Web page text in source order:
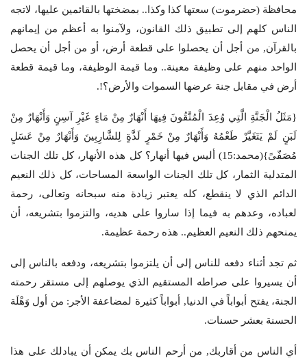
محافظة (حضرموت) سعتها كذا وكذا.. بمضختها بالقائمين عليها، لاتجه
الناس كلهم إلى تطبيق ذلك القانون، ولآمنوا به أعظم من إيمانهم
بالقرآن, من أجل أن يحصلوا على قطعة أرض، أو من أجل أن يحصل
الواحد منهم على وظيفة معينة.. وما قيمة الوظيفة، وما قيمة قطعة
أرض في مقابل جنة عرضها السموات والأرض؟!.
{مَثَلُ الْجَنَّةِ الَّتِي وُعِدَ الْمُتَّقُونَ فِيهَا أَنْهَارٌ مِنْ مَاءٍ غَيْرِ آسِنٍ وَأَنْهَارٌ مِنْ
لَبَنٍ لَمْ يَتَغَيَّرْ طَعْمُهُ وَأَنْهَارٌ مِنْ خَمْرٍ لَذَّةٍ لِلشَّارِبِينَ وَأَنْهَارٌ مِنْ عَسَلٍ
مُصَفّىً}(محمد:15) أليس فيها أنهار؟ كل هذه الأنهار، كل تلك الجنات
المتدلية الثمار، كل تلك الجنات الواسعة المساحات، كل ذلك النعيم
الدائم الذي لا ينقطع، كله يعتبر زيادة منه سبحانه وتعالى، رحمة
لعباده، وعدهم به فيما إذا ساروا على هديه، والتزموا بتشريعه، أن
يمنحهم ذلك النعيم العظيم.. هذه رحمة عظيمة.
ثم تجد أثناء دفعه للناس إلى أن يلتزموا بتشريعه، ودفعه بالناس إلى
أن يسيروا على صراطه المستقيم الذي يوصلهم إلى مستقر رحمته
الجنة، يفتح أبواباً في الدنيا, أبواباً كثيرة لمضاعفة الأجر: من أول وَهْلَة
الحسنة بعشر حسنات.
أي الناس من أقاربك, من أرحم الناس بك يمكن أن يبادلك على هذا